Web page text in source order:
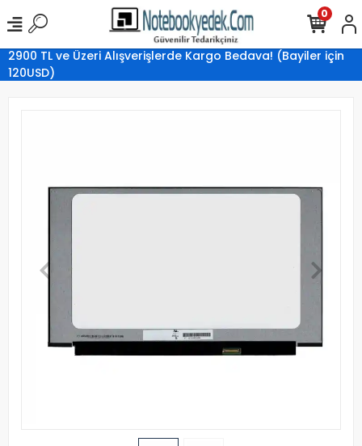
2900 TL ve Üzeri Alışverişlerde Kargo Bedava! (Bayiler için
120USD)
0